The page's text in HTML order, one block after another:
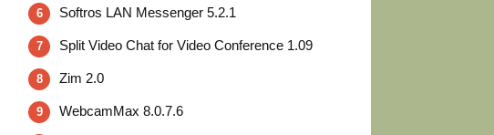
6 Softros LAN Messenger 5.2.1
7 Split Video Chat for Video Conference 1.09
8 Zim 2.0
9 WebcamMax 8.0.7.6